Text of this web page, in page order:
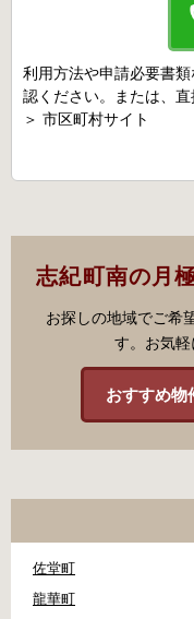
利用方法や申請必要書
認ください。または、直
＞ 市区町村サイト
志紀町南の月
お探しの地域でご希
す。お気軽
おすすめ物
佐堂町
龍華町